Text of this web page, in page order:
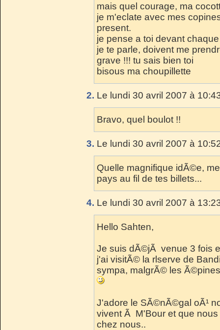
mais quel courage, ma
je m'eclate avec mes
present.
je pense a toi devant
je te parle, doivent me
grave !!! tu sais bien toi
bisous ma choupillette
2. Le lundi 30 avril 2007 à
Bravo, quel boulot !!
3. Le lundi 30 avril 2007 à
Quelle magnifique idÃ©e,
pays au fil de tes billets...
4. Le lundi 30 avril 2007 à
Hello Sahten,
Je suis dÃ©jÃ venue 3 fois
j'ai visitÃ© la rlserve de
sympa, malgrÃ© les
J'adore le SÃ©nÃ©gal oÃ¹
vivent Ã M'Bour et que
chez nous..